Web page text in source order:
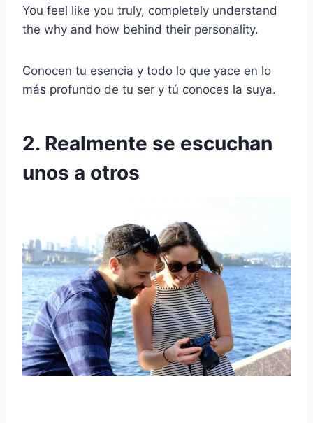
You feel like you truly, completely understand
the why and how behind their personality.
Conocen tu esencia y todo lo que yace en lo
más profundo de tu ser y tú conoces la suya.
2. Realmente se escuchan
unos a otros